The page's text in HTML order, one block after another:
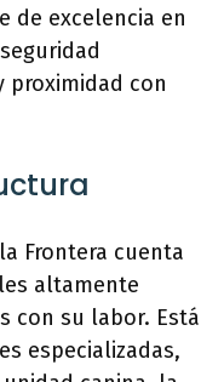
de excelencia en
proximidad con
Frontera cuenta
altamente
con su labor. Está
especializadas,